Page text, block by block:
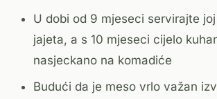
U dobi od 9 mjeseci servirajte
jajeta, a s 10 mjeseci cijelo
nasjeckano na komadiće
Budući da je meso vrlo važan